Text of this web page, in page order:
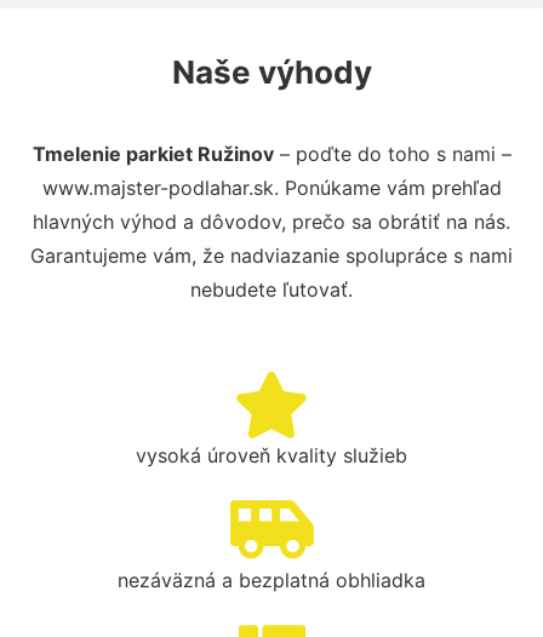
Naše výhody
Tmelenie parkiet Ružinov– poďte do toho s nami –
www.majster-podlahar.sk. Ponúkame vám prehľad
hlavných výhod a dôvodov, prečo sa obrátiť na nás.
Garantujeme vám, že nadviazanie spolupráce s nami
nebudete ľutovať.
vysoká úroveň kvality služieb
nezáväzná a bezplatná obhliadka